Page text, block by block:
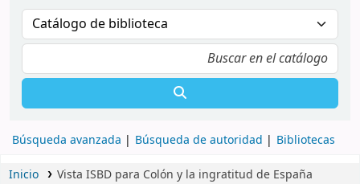
Búsqueda avanzada Búsqueda de autoridad Bibliotecas
Inicio
Vista ISBD para Colón y la ingratitud de España